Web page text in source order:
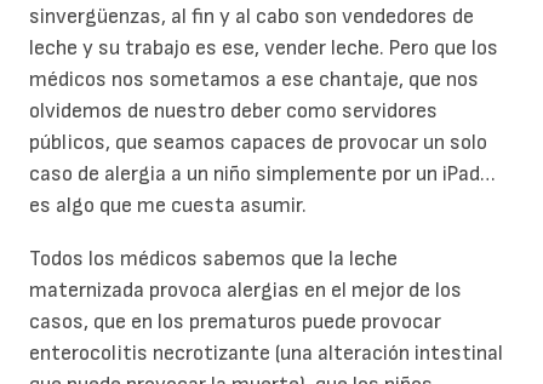
sinvergüenzas, al fin y al cabo son vendedores de
leche y su trabajo es ese, vender leche. Pero que los
médicos nos sometamos a ese chantaje, que nos
olvidemos de nuestro deber como servidores
públicos, que seamos capaces de provocar un solo
caso de alergia a un niño simplemente por un iPad…
es algo que me cuesta asumir.
Todos los médicos sabemos que la leche
maternizada provoca alergias en el mejor de los
casos, que en los prematuros puede provocar
enterocolitis necrotizante (una alteración intestinal